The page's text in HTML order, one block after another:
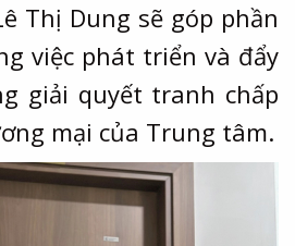
Thị Dung sẽ góp phần
việc phát triển và đẩy
giải quyết tranh chấp
mại của Trung tâm.